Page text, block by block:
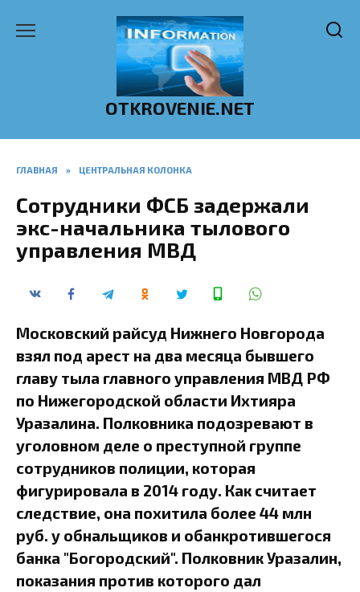
OTKROVENIE.NET
ГЛАВНАЯ » ЦЕНТРАЛЬНАЯ КОЛОНКА
Сотрудники ФСБ задержали
экс-начальника тылового
управления МВД
Московский райсуд Нижнего Новгорода
взял под арест на два месяца бывшего
главу тыла главного управления МВД РФ
по Нижегородской области Ихтияра
Уразалина. Полковника подозревают в
уголовном деле о преступной группе
сотрудников полиции, которая
фигурировала в 2014 году. Как считает
следствие, она похитила более 44 млн
руб. у обнальщиков и обанкротившегося
банка "Богородский". Полковник Уразалин,
показания против которого дал